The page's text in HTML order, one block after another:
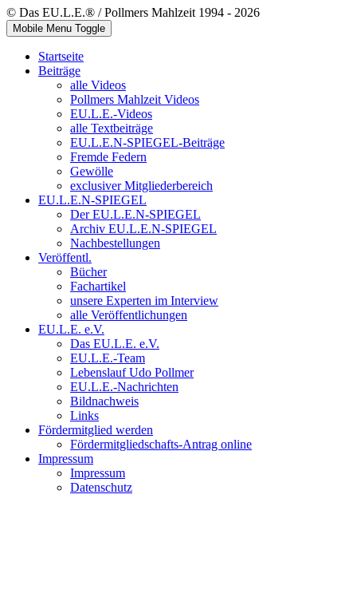
© Das EU.L.E.® / Pollmers Mahlzeit 1994 - 2026
Mobile Menu Toggle
Startseite
Beiträge
alle Videos
Pollmers Mahlzeit Videos
EU.L.E.-Videos
alle Textbeiträge
EU.L.E.N-SPIEGEL-Beiträge
Fremde Federn
Gewölle
exclusiver Mitgliederbereich
EU.L.E.N-SPIEGEL
Der EU.L.E.N-SPIEGEL
Archiv EU.L.E.N-SPIEGEL
Nachbestellungen
Veröffentl.
Bücher
Fachartikel
unsere Experten im Interview
alle Veröffentlichungen
EU.L.E. e.V.
Das EU.L.E. e.V.
EU.L.E.-Team
Lebenslauf Udo Pollmer
EU.L.E.-Nachrichten
Bildnachweis
Links
Fördermitglied werden
Fördermitgliedschafts-Antrag online
Impressum
Impressum
Datenschutz